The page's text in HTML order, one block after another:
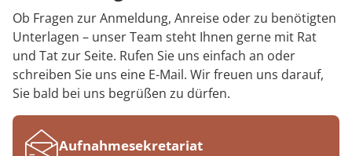
Ob Fragen zur Anmeldung, Anreise oder zu benötigten
Unterlagen – unser Team steht Ihnen gerne mit Rat
und Tat zur Seite. Rufen Sie uns einfach an oder
schreiben Sie uns eine E-Mail. Wir freuen uns darauf,
Sie bald bei uns begrüßen zu dürfen.
Aufnahmesekretariat